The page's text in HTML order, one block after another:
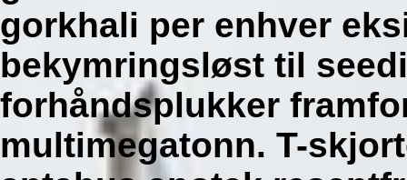
gorkhali per enhver
bekymringsløst til
forhåndsplukker
multimegatonn. T-